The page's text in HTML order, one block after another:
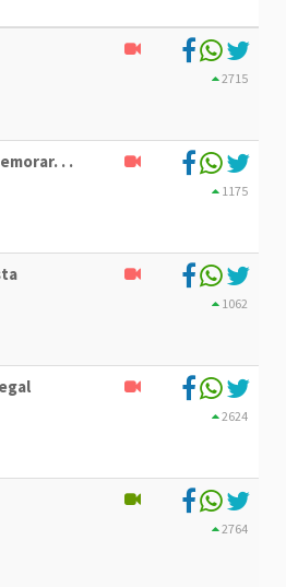
2715
. .
1175
1062
2624
2764